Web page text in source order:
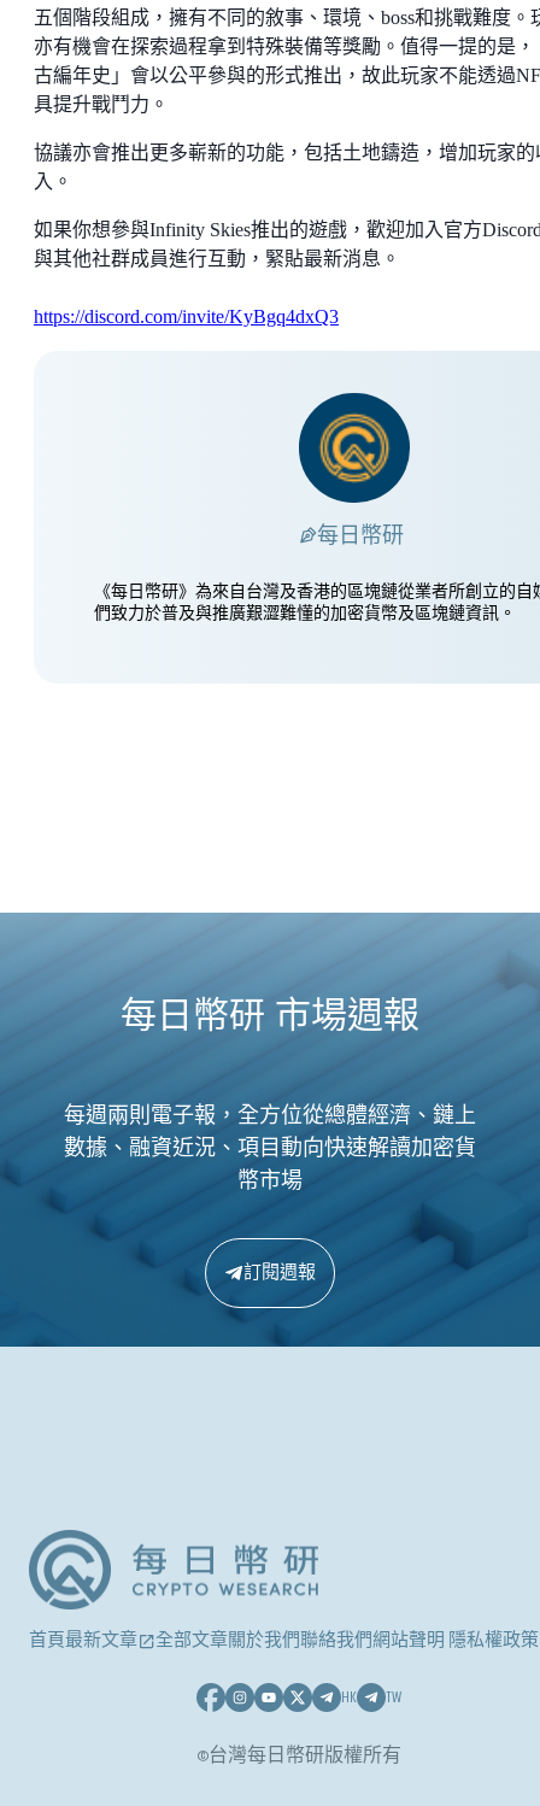
五個階段組成，擁有不同的敘事、環境、boss和挑戰難度。
亦有機會在探索過程拿到特殊裝備等獎勵。值得一提的是，
古編年史」會以公平參與的形式推出，故此玩家不能透過
具提升戰鬥力。
協議亦會推出更多嶄新的功能，包括土地鑄造，增加玩家的
入。
如果你想參與Infinity Skies推出的遊戲，歡迎加入官方
與其他社群成員進行互動，緊貼最新消息。
https://discord.com/invite/KyBgq4dxQ3
每日幣研
《每日幣研》為來自台灣及香港的區塊鏈從業者所創立的自
們致力於普及與推廣艱澀難懂的加密貨幣及區塊鏈資訊。
每日幣研 市場週報
每週兩則電子報，全方位從總體經濟、鏈上
數據、融資近況、項目動向快速解讀加密貨
幣市場
訂閱週報
首頁最新文章 全部文章關於我們聯絡我們網站聲明 隱私權政策
HK TW
©台灣每日幣研版權所有